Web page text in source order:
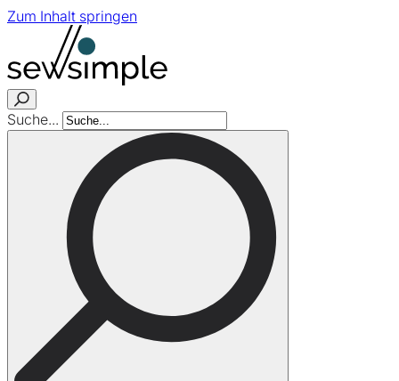
Zum Inhalt springen
Suche...